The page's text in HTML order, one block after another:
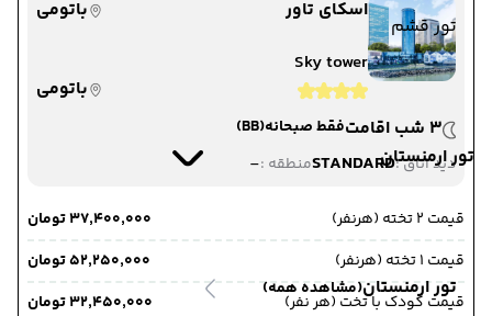
تور قشم
تور ارمنستان
تور ارمنستان(مشاهده همه)
اسکای تاور
باتومی
Sky tower
باتومی
3 شب اقامت
فقط صبحانه(BB)
دید اتاق :STANDARDمنطقه :-
قیمت 2 تخته (هرنفر)
۳۷٬۴۰۰٬۰۰۰ تومان
قیمت 1 تخته (هرنفر)
۵۲٬۲۵۰٬۰۰۰ تومان
قیمت کودک با تخت (هر نفر)
۳۲٬۴۵۰٬۰۰۰ تومان